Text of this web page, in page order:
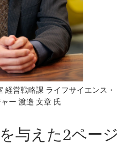
経営戦略課 ライフサイエンス・
ー 渡邉 文章 氏
与えた2ページ